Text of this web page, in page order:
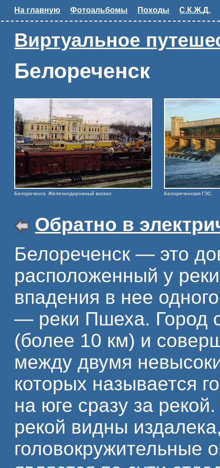
На главную Фотоальбомы Походы С.К.Ж.Д.
Виртуальное
Белореченск
Белореченск. Железнодорожный вокзал. Белореченская ГЭС.
Обратно в
Белореченск — это
расположенный у
впадения в нее
— реки Пшеха. Город
(более 10 км) и
между двумя
которых называется
на юге сразу за
рекой видны
головокружительные